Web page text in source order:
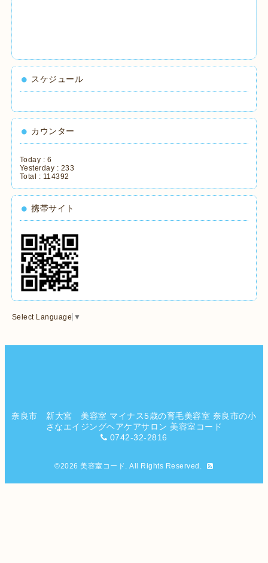
スケジュール
カウンター
Today : 6
Yesterday : 233
Total : 114392
携帯サイト
Select Language ▼
奈良市 新大宮 美容室 マイナス5歳の育毛美容室 奈良市の小
さなエイジングヘアケアサロン 美容室コード
0742-32-2816
©2026美容室コード . All Rights Reserved.